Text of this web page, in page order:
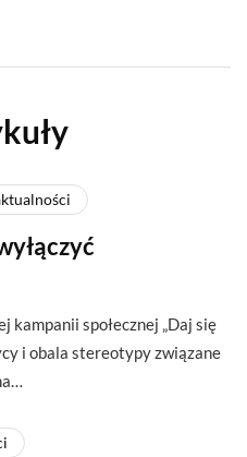
kampanii społecznej „Daj się
i obala stereotypy związane